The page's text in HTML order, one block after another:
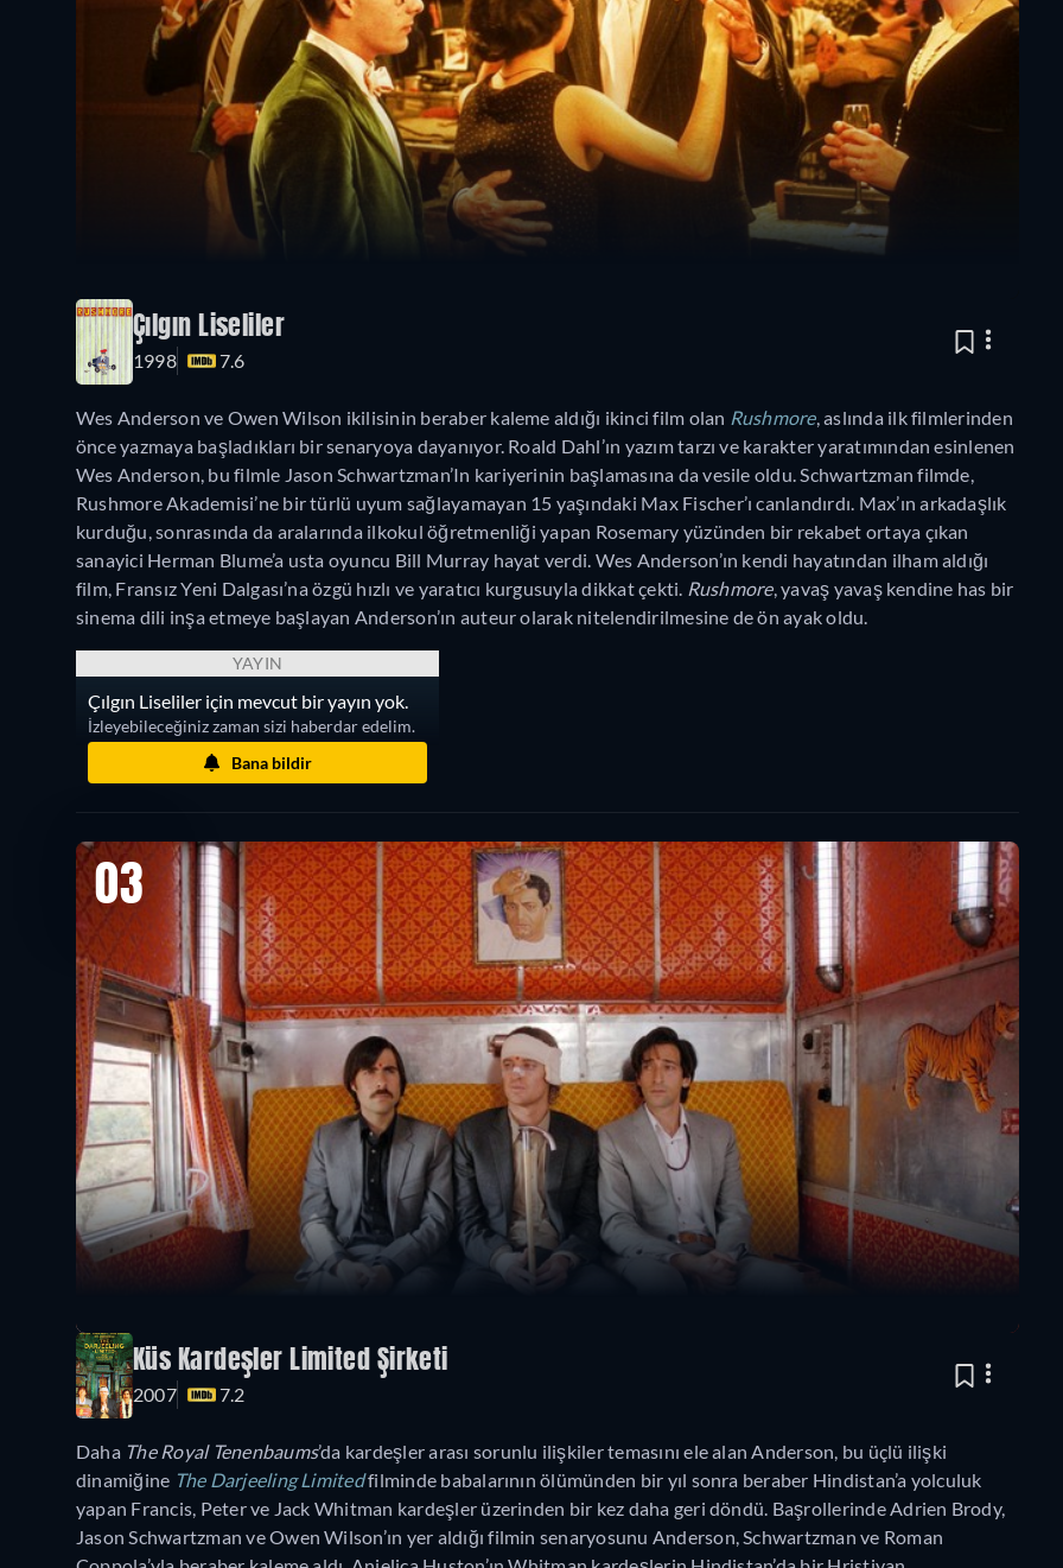
Çılgın Liseliler
1998 7.6
Wes Anderson ve Owen Wilson ikilisinin beraber kaleme aldığı ikinci film olan Rushmore, aslında ilk filmlerinden
önce yazmaya başladıkları bir senaryoya dayanıyor. Roald Dahl’ın yazım tarzı ve karakter yaratımından esinlenen
Wes Anderson, bu filmle Jason Schwartzman’In kariyerinin başlamasına da vesile oldu. Schwartzman filmde,
Rushmore Akademisi’ne bir türlü uyum sağlayamayan 15 yaşındaki Max Fischer’ı canlandırdı. Max’ın arkadaşlık
kurduğu, sonrasında da aralarında ilkokul öğretmenliği yapan Rosemary yüzünden bir rekabet ortaya çıkan
sanayici Herman Blume’a usta oyuncu Bill Murray hayat verdi. Wes Anderson’ın kendi hayatından ilham aldığı
film, Fransız Yeni Dalgası’na özgü hızlı ve yaratıcı kurgusuyla dikkat çekti. Rushmore, yavaş yavaş kendine has bir
sinema dili inşa etmeye başlayan Anderson’ın auteur olarak nitelendirilmesine de ön ayak oldu.
YAYIN
Çılgın Liseliler için mevcut bir yayın yok.
İzleyebileceğiniz zaman sizi haberdar edelim.
Bana bildir
03
Küs Kardeşler Limited Şirketi
2007 7.2
Daha The Royal Tenenbaums’da kardeşler arası sorunlu ilişkiler temasını ele alan Anderson, bu üçlü ilişki
dinamiğine The Darjeeling Limitedfilminde babalarının ölümünden bir yıl sonra beraber Hindistan’a yolculuk
yapan Francis, Peter ve Jack Whitman kardeşler üzerinden bir kez daha geri döndü. Başrollerinde Adrien Brody,
Jason Schwartzman ve Owen Wilson’ın yer aldığı filmin senaryosunu Anderson, Schwartzman ve Roman